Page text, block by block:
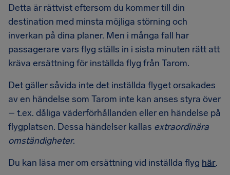
Detta är rättvist eftersom du kommer till din
destination med minsta möjliga störning och
inverkan på dina planer. Men i många fall har
passagerare vars flyg ställs in i sista minuten rätt att
kräva ersättning för inställda flyg från Tarom.
Det gäller såvida inte det inställda flyget orsakades
av en händelse som Tarom inte kan anses styra över
– t.ex. dåliga väderförhållanden eller en händelse på
flygplatsen. Dessa händelser kallas extraordinära
omständigheter.
Du kan läsa mer om ersättning vid inställda flyg här.